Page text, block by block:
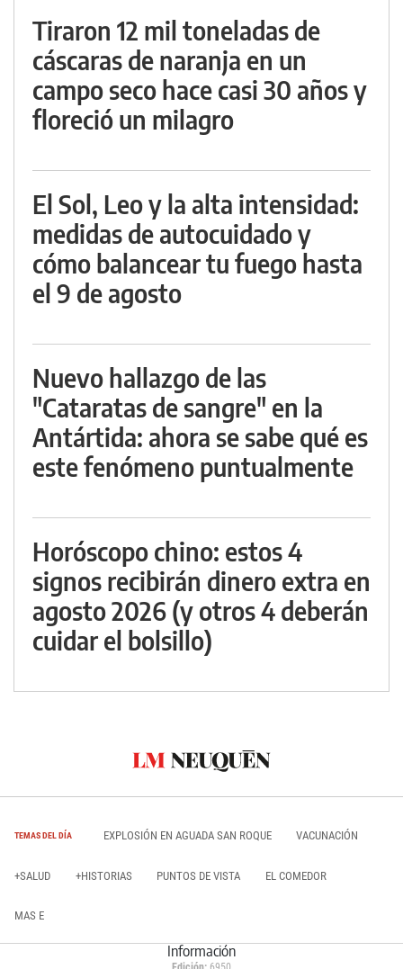
Tiraron 12 mil toneladas de
cáscaras de naranja en un
campo seco hace casi 30 años y
floreció un milagro
El Sol, Leo y la alta intensidad:
medidas de autocuidado y
cómo balancear tu fuego hasta
el 9 de agosto
Nuevo hallazgo de las
"Cataratas de sangre" en la
Antártida: ahora se sabe qué es
este fenómeno puntualmente
Horóscopo chino: estos 4
signos recibirán dinero extra en
agosto 2026 (y otros 4 deberán
cuidar el bolsillo)
TEMAS DEL DÍA EXPLOSIÓN EN AGUADA SAN ROQUE VACUNACIÓN
+SALUD +HISTORIAS PUNTOS DE VISTA EL COMEDOR
MAS E
Información